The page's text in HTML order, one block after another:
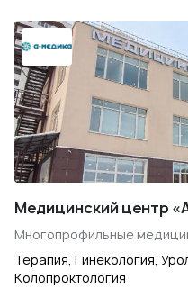
Медицинский центр
Многопрофильные
Терапия, Гинекология,
Колопроктология